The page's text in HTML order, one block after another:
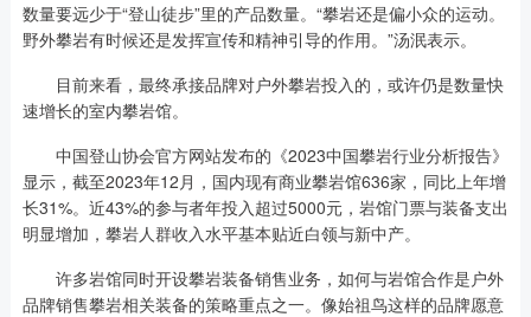
数量要远少于“登山徒步”里的产品数量。“攀岩还是偏小众的运动。
野外攀岩有时候还是发挥宣传和精神引导的作用。”汤泯表示。
目前来看，最终承接品牌对户外攀岩投入的，或许仍是数量快
速增长的室内攀岩馆。
中国登山协会官方网站发布的《2023中国攀岩行业分析报告》
显示，截至2023年12月，国内现有商业攀岩馆636家，同比上年增
长31%。近43%的参与者年投入超过5000元，岩馆门票与装备支出
明显增加，攀岩人群收入水平基本贴近白领与新中产。
许多岩馆同时开设攀岩装备销售业务，如何与岩馆合作是户外
品牌销售攀岩相关装备的策略重点之一。像始祖鸟这样的品牌愿意